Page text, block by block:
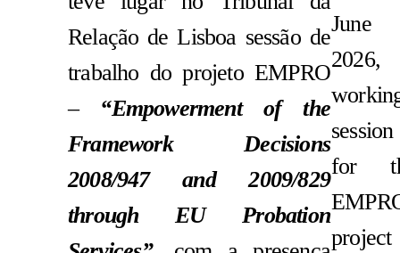
Relação de Lisboa sessão de
trabalho do projeto EMPRO
– “Empowerment of the
Framework Decisions
2008/947 and 2009/829
through EU Probation
June
session
for